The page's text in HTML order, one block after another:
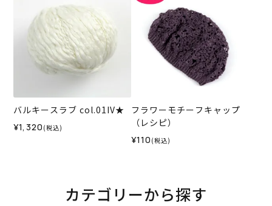
バルキースラブ col.01IV★
¥1,320 (税込)
フラワーモチーフキャップ
（レシピ）
¥110 (税込)
カテゴリーから探す